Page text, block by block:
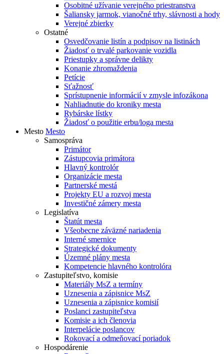
Osobitné užívanie verejného priestranstva
Šaliansky jarmok, vianočné trhy, slávnosti a hody
Verejné zbierky
Ostatné
Osvedčovanie listín a podpisov na listinách
Žiadosť o trvalé parkovanie vozidla
Priestupky a správne delikty
Konanie zhromaždenia
Petície
Sťažnosť
Sprístupnenie informácií v zmysle infozákona
Nahliadnutie do kroniky mesta
Rybárske lístky
Žiadosť o použitie erbu/loga mesta
Mesto Mesto
Samospráva
Primátor
Zástupcovia primátora
Hlavný kontrolór
Organizácie mesta
Partnerské mestá
Projekty EU a rozvoj mesta
Investičné zámery mesta
Legislatíva
Štatút mesta
Všeobecne záväzné nariadenia
Interné smernice
Strategické dokumenty
Územné plány mesta
Kompetencie hlavného kontrolóra
Zastupiteľstvo, komisie
Materiály MsZ a termíny
Uznesenia a zápisnice MsZ
Uznesenia a zápisnice komisií
Poslanci zastupiteľstva
Komisie a ich členovia
Interpelácie poslancov
Rokovací a odmeňovací poriadok
Hospodárenie